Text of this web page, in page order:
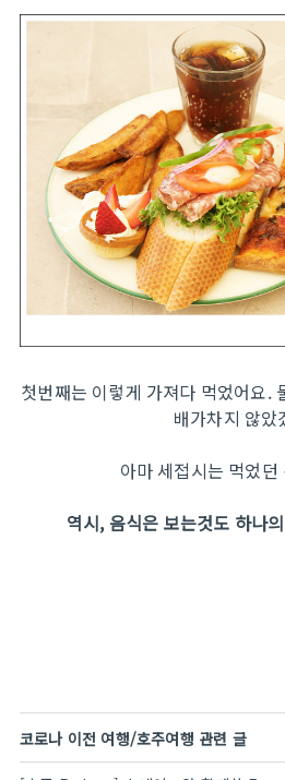
첫번째는 이렇게 가져다 먹었어요.
배가차지 않았
아마 세접시는 먹었던
역시, 음식은 보는것도 하나
코로나 이전 여행/호주여행 관련 글